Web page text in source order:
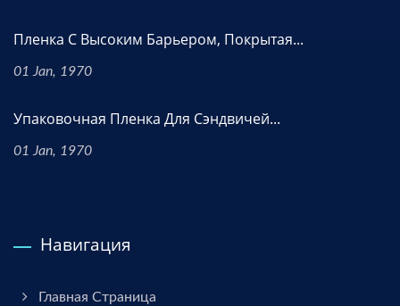
Пленка С Высоким Барьером, Покрытая...
01 Jan, 1970
Упаковочная Пленка Для Сэндвичей...
01 Jan, 1970
Навигация
Главная Страница